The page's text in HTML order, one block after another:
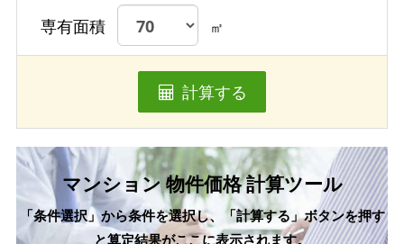
専有面積 ㎡
計算する
マンション 物件価格 計算ツール
「条件選択」から条件を選択し、「計算する」ボタンを押す
と算定結果がここに表示されます。